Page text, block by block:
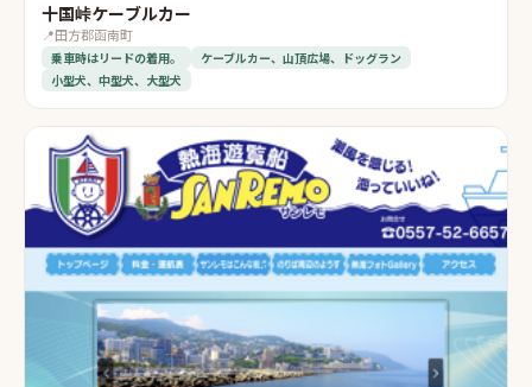
十国峠ケーブルカー
📍田方郡函南町
乗車時はリードの着用。
ケーブルカー、山頂広場、ドッグラン
小型犬、中型犬、大型犬